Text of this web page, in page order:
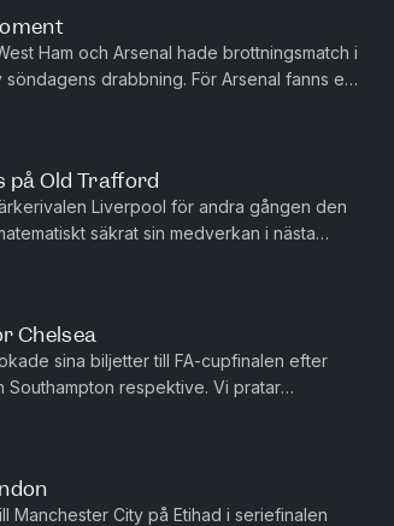
Ham och Arsenal hade brottningsmatch i
drabbning. För Arsenal fanns en
en strid för l...
på Old Trafford
Liverpool för andra gången den
säkrat sin medverkan i nästa
tog Spurs en blytung trea...
Chelsea
sina biljetter till FA-cupfinalen efter
Southampton respektive. Vi pratar
Manchester City på Etihad i seriefinalen